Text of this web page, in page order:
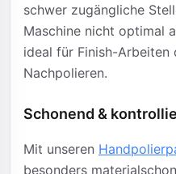
schwer zugängliche
Maschine nicht optimal
ideal für Finish-Arbeiten
Nachpolieren.
Schonend &
Mit unseren
besonders